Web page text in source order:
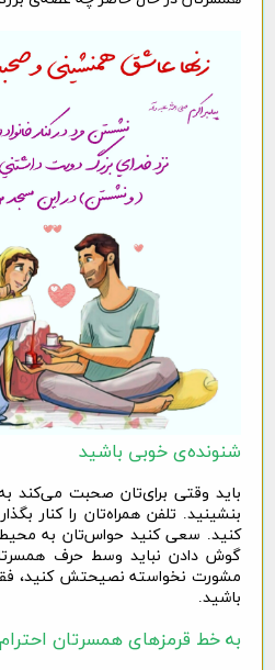
شنونده‌ی خوبی باشید
باید وقتی برای‌تان صحبت
بنشینید. تلفن همراه‌تان را کنار
کنید. سعی کنید حواس‌تان به
گوش دادن نباید وسط حرف
مشورت نخواسته نصیحتش کنید،
باشید.
به خط قرمزهای همسرتان احترام